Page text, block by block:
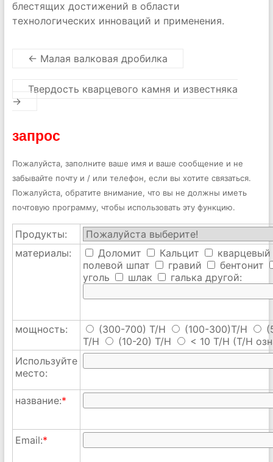
блестящих достижений в области
технологических инноваций и применения.
← Малая валковая дробилка
Твердость кварцевого камня и известняка
→
запрос
Пожалуйста, заполните ваше имя и ваше сообщение и не
забывайте почту и / или телефон, если вы хотите связаться.
Пожалуйста, обратите внимание, что вы не должны иметь
почтовую программу, чтобы использовать эту функцию.
Продукты:
материалы:
Доломит Кальцит
кварцевый
полевой шпат
гравий
бентонит
уголь
шлак галька другой:
мощность: (300-700) T/H (100-300)T/H
T/H
(10-20) T/H < 10 T/H (T/H
Используйте
место:
название:*
Email:*